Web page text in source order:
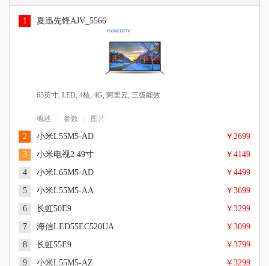
55英寸, 超高清4K, 4GB, 64GB, Android, 逐行扫描, 杜比音效, 四
级能效
1 夏迅先锋AJV_5566
65英寸, LED, 4核, 4G, 阿里云, 三级能效
概述 参数 图片
2 小米L55M5-AD ￥2699
55英寸, 超高清4K, Cortex A53 四核 1.5GHz, 8G, PatchWall, 三级
3 小米电视2 49寸 ￥4149
49英寸, 超高清4K, 硬屏, LED, 四核 Cortex-A9架构 1.45GHz, 2GB
4 小米L65M5-AD ￥4499
65英寸, 超高清4K, LED, Cortex A53 四核 up to 1.5GHz, MIUI TV
5 小米L55M5-AA ￥3699
6 长虹50E9 ￥3299
7 海信LED55EC520UA ￥3099
8 长虹55E9 ￥3799
9 小米L55M5-AZ ￥3299